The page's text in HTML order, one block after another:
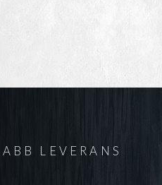
LEVERANS